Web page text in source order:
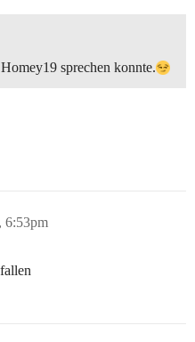
sprechen konnte.
6:53pm